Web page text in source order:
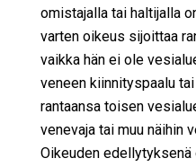
omistajalla tai haltijalla
varten oikeus sijoittaa
vaikka hän ei ole
veneen kiinnityspaalu
rantaansa toisen
venevaja tai muu näihin
Oikeuden edellytyksenä